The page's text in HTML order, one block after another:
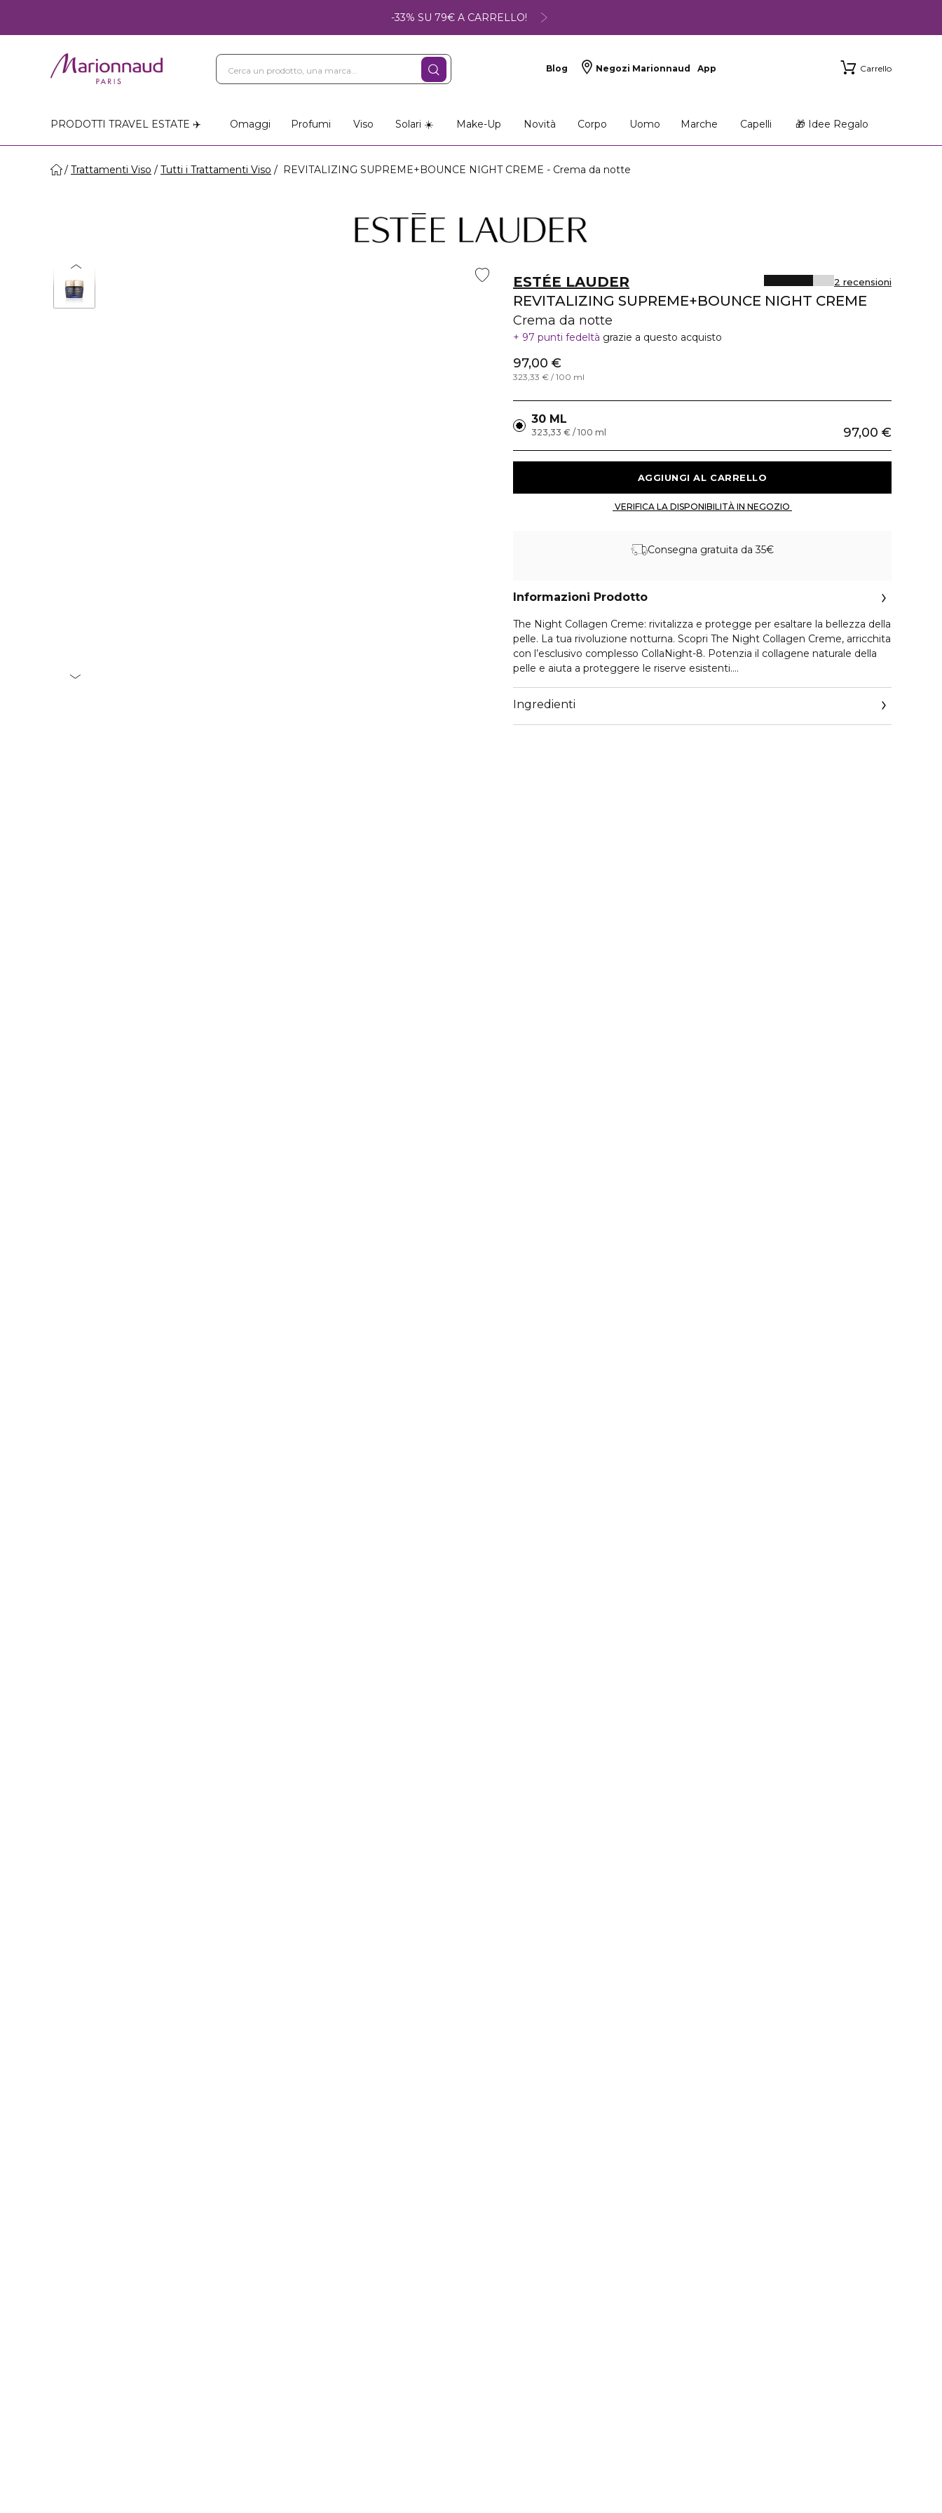
-33% SU 79€ A CARRELLO!
Blog Negozi Marionnaud App Carrello
PRODOTTI TRAVEL ESTATE ✈️ Omaggi Profumi Viso Solari ☀️ Make-Up Novità Corpo Uomo Marche Capelli 🎁 Idee Regalo
Trattamenti Viso Tutti i Trattamenti Viso REVITALIZING SUPREME+BOUNCE NIGHT CREME - Crema da notte
ESTÉE LAUDER
REVITALIZING SUPREME+BOUNCE NIGHT CREME
Crema da notte
2 recensioni
97 punti fedeltà grazie a questo acquisto
97,00 €
323,33 € / 100 ml
30 ML
97,00 €
323,33 € / 100 ml
Consegna gratuita da 35€
Informazioni Prodotto
The Night Collagen Creme: rivitalizza e protegge per esaltare la bellezza della
pelle. La tua rivoluzione notturna. Scopri The Night Collagen Creme, arricchita
con l’esclusivo complesso CollaNight-8. Potenzia il collagene naturale della
pelle e aiuta a proteggere le riserve esistenti.
Migliora l’elasticità e il tono per una pelle dall’aspetto più sano e rivitalizzato.
Idrata e rimpolpa la pelle fino al mattino e oltre. Nel tempo, la pelle appare più
soda, con rughe e linee del collo visibilmente attenuate.
Ingredienti